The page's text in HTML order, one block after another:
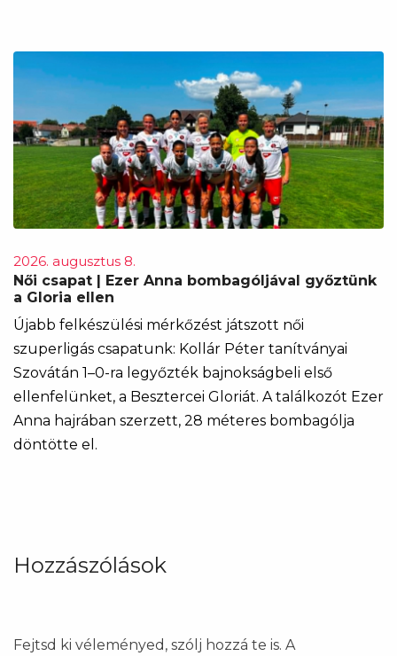
2026. augusztus 8.
Női csapat | Ezer Anna bombagóljával győztünk
a Gloria ellen
Újabb felkészülési mérkőzést játszott női
szuperligás csapatunk: Kollár Péter tanítványai
Szovátán 1–0-ra legyőzték bajnokságbeli első
ellenfelünket, a Besztercei Gloriát. A találkozót Ezer
Anna hajrában szerzett, 28 méteres bombagólja
döntötte el.
Hozzászólások
Fejtsd ki véleményed, szólj hozzá te is. A